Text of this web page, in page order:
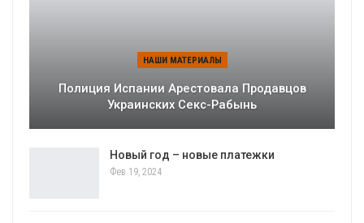
НАШИ МАТЕРИАЛЫ
Полиция Испании Арестовала Продавцов
Украинских Секс-Рабынь
Новый год – новые платежки
Фев 19, 2024